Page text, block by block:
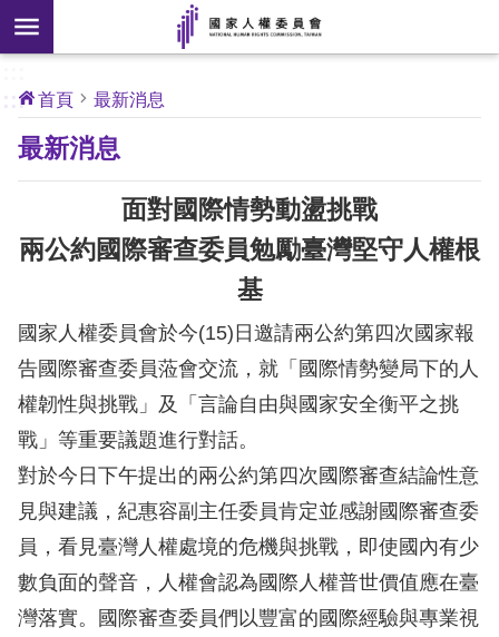
前往主要內容區塊
搜
尋
開
新
核
心
人
權
關
本
會
最
新
消
息
權
業
:::
首頁 最新消息
最新消息
面對國際情勢動盪挑戰
兩公約國際審查委員勉勵臺灣堅守人權根
基
國家人權委員會於今(15)日邀請兩公約第四次國家報
告國際審查委員蒞會交流，就「國際情勢變局下的人
權韌性與挑戰」及「言論自由與國家安全衡平之挑
戰」等重要議題進行對話。
對於今日下午提出的兩公約第四次國際審查結論性意
見與建議，紀惠容副主任委員肯定並感謝國際審查委
員，看見臺灣人權處境的危機與挑戰，即使國內有少
數負面的聲音，人權會認為國際人權普世價值應在臺
灣落實。國際審查委員們以豐富的國際經驗與專業視